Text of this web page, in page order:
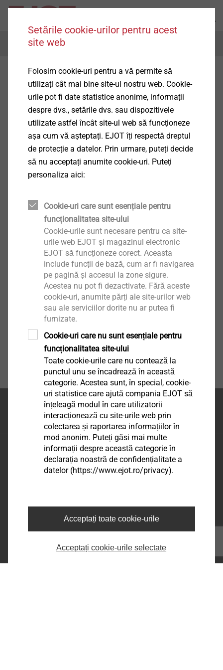
Menu
Partea superioara a
EJOT Romania
Șos. Comercială nr. 21 A, DN 65 B,
Com.Bradu, Sat Geamăna,
infoRO@ejot.com
Facebook
Setările cookie-urilor pentru acest
site web
Folosim cookie-uri pentru a vă permite să
utilizați cât mai bine site-ul nostru web. Cookie-
urile pot fi date statistice anonime, informații
despre dvs., setările dvs. sau dispozitivele
utilizate astfel încât site-ul web să funcționeze
așa cum vă așteptați. EJOT îți respectă dreptul
de protecție a datelor. Prin urmare, puteți decide
să nu acceptați anumite cookie-uri. Puteți
personaliza aici:
Cookie-uri care sunt esențiale pentru
funcționalitatea site-ului
Cookie-urile sunt necesare pentru ca site-
urile web EJOT și magazinul electronic
EJOT să funcționeze corect. Aceasta
include funcții de bază, cum ar fi navigarea
pe pagină și accesul la zone sigure.
Acestea nu pot fi dezactivate. Fără aceste
cookie-uri, anumite părți ale site-urilor web
sau ale serviciilor dorite nu ar putea fi
furnizate.
Cookie-uri care nu sunt esențiale pentru
funcționalitatea site-ului
Toate cookie-urile care nu contează la
punctul unu se încadrează în această
categorie. Acestea sunt, în special, cookie-
uri statistice care ajută compania EJOT să
înțeleagă modul în care utilizatorii
interacționează cu site-urile web prin
colectarea și raportarea informațiilor în
mod anonim. Puteți găsi mai multe
informații despre această categorie în
declarația noastră de confidențialitate a
datelor (https://www.ejot.ro/privacy).
Acceptați toate cookie-urile
Acceptați cookie-urile selectate